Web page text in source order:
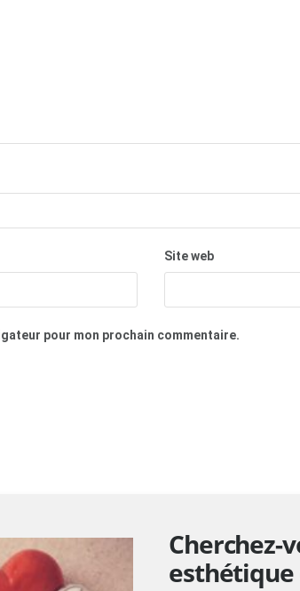
Site web
pour mon prochain commentaire.
Cherchez-
esthétique